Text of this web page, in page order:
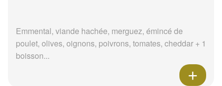
Emmental, viande hachée, merguez, émincé de
poulet, olives, oignons, poivrons, tomates, cheddar + 1
boisson...